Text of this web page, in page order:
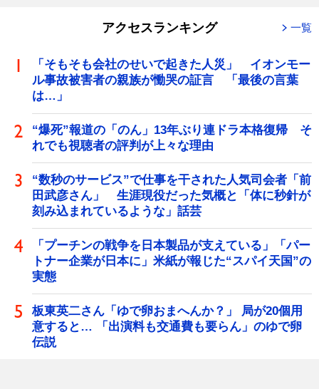
アクセスランキング 一覧
「そもそも会社のせいで起きた人災」 イオンモー
ル事故被害者の親族が慟哭の証言 「最後の言葉
は…」
“爆死”報道の「のん」13年ぶり連ドラ本格復帰 そ
れでも視聴者の評判が上々な理由
“数秒のサービス”で仕事を干された人気司会者「前
田武彦さん」 生涯現役だった気概と「体に秒針が
刻み込まれているような」話芸
「プーチンの戦争を日本製品が支えている」「パー
トナー企業が日本に」米紙が報じた“スパイ天国”の
実態
板東英二さん「ゆで卵おまへんか？」 局が20個用
意すると… 「出演料も交通費も要らん」のゆで卵
伝説